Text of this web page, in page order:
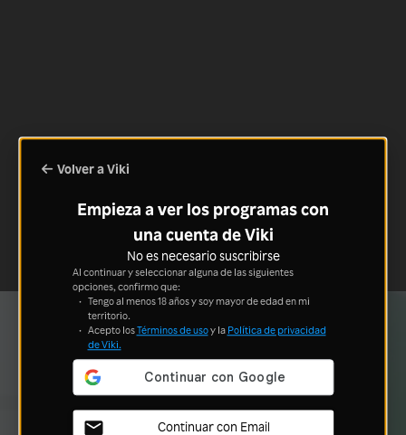
Volver a Viki
Empieza a ver los programas con
una cuenta de Viki
No es necesario suscribirse
Al continuar y seleccionar alguna de las siguientes
opciones, confirmo que:
Tengo al menos 18 años y soy mayor de edad en mi
territorio.
Acepto losTérminos de usoy la Política de privacidad
de Viki.
Continuar con Email